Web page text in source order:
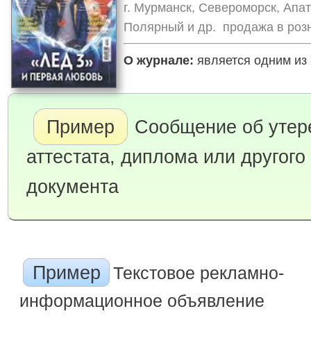
г. Мурманск, Североморск,
Полярный и др. продажа в
О журнале: является одним
Пример
Сообщение об
аттестата, диплома или другого
документа
Пример
Текстовое рекламно-
информационное объявление